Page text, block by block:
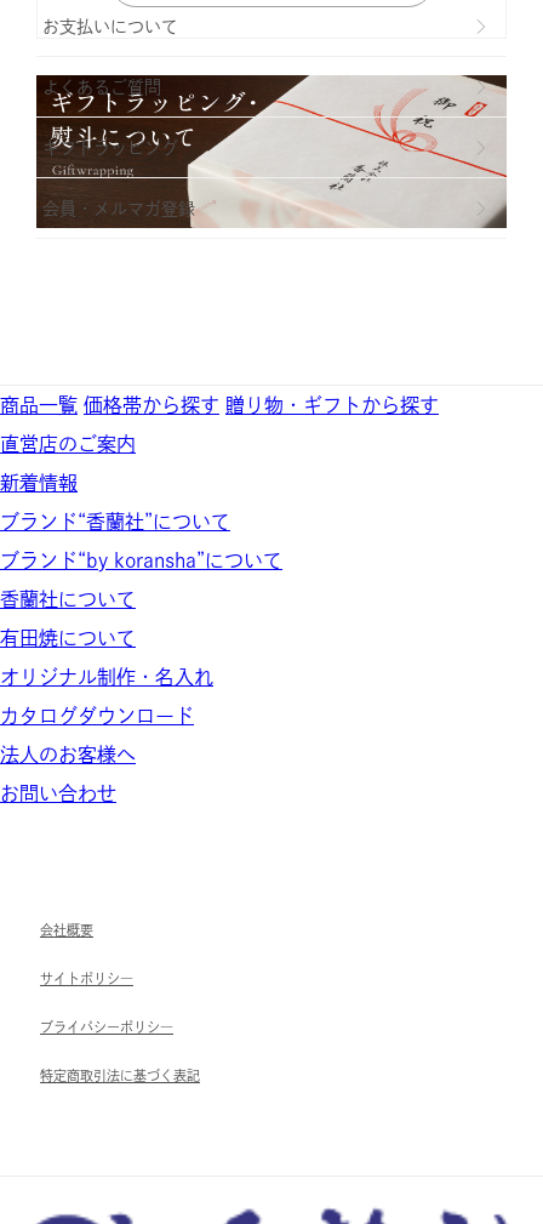
お支払いについて
よくあるご質問
ギフトラッビング
会員・メルマガ登録
商品一覧 価格帯から探す 贈り物・ギフトから探す
直営店のご案内
新着情報
ブランド“香蘭社”について
ブランド“by koransha”について
香蘭社について
有田焼について
オリジナル制作・名入れ
カタログダウンロード
法人のお客様へ
お問い合わせ
会社概要
サイトポリシ―
ブライパシーポリシ―
特定商取引法に基づく表記